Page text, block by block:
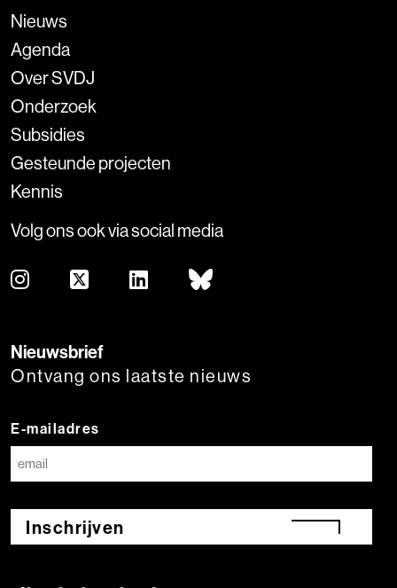
Nieuws
Agenda
Over SVDJ
Onderzoek
Subsidies
Gesteunde projecten
Kennis
Volg ons ook via social media
Nieuwsbrief
Ontvang ons laatste nieuws
E-mailadres
Inschrijven